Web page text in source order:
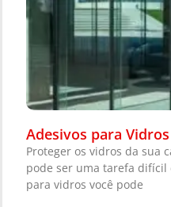
Adesivos para
Proteger os vidros da sua
pode ser uma tarefa difícil
para vidros você pode